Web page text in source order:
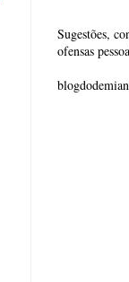
Sugestões,
ofensas